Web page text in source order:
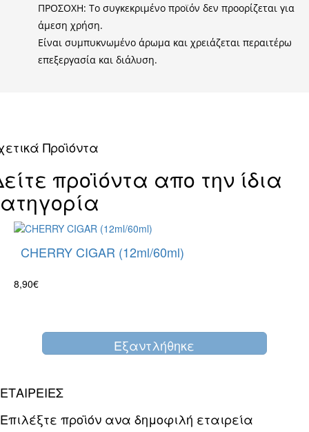
ΠΡΟΣΟΧΗ: Το συγκεκριμένο προϊόν δεν προορίζεται για
άμεση χρήση.
Είναι συμπυκνωμένο άρωμα και χρειάζεται περαιτέρω
επεξεργασία και διάλυση.
Προϊόντα
προϊόντα απο την ίδια
CHERRY CIGAR (12ml/60ml)
8,90€
Eξαντλήθηκε
ΕΤΑΙΡΕΙΕΣ
Επιλέξτε προϊόν ανα δημοφιλή εταιρεία